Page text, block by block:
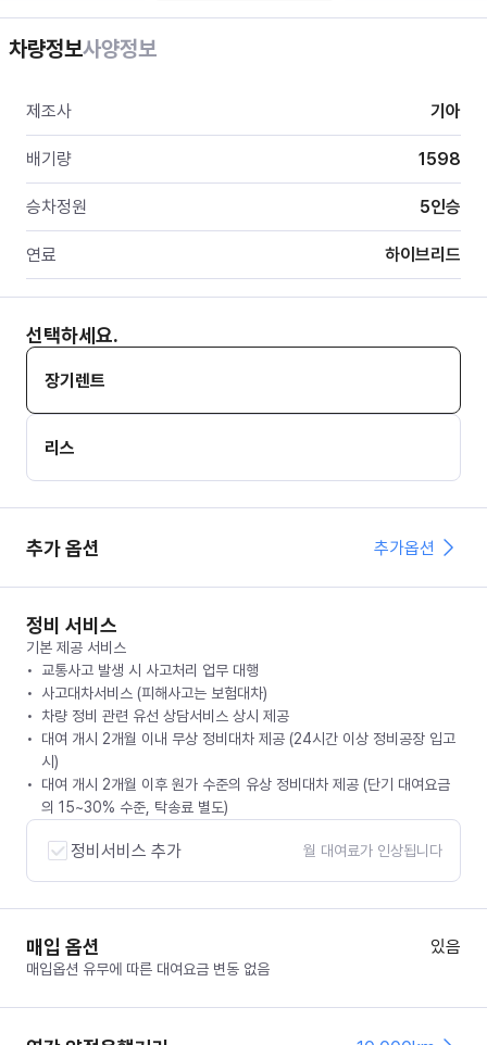
차량정보사양정보
제조사 기아
배기량 1598
승차정원 5인승
연료 하이브리드
선택하세요.
장기렌트
리스
추가 옵션 추가옵션
정비 서비스
기본 제공 서비스
교통사고 발생 시 사고처리 업무 대행
사고대차서비스 (피해사고는 보험대차)
차량 정비 관련 유선 상담서비스 상시 제공
대여 개시 2개월 이내 무상 정비대차 제공 (24시간 이상 정비공장 입고
시)
대여 개시 2개월 이후 원가 수준의 유상 정비대차 제공 (단기 대여요금
의 15~30% 수준, 탁송료 별도)
정비서비스 추가 월 대여료가 인상됩니다
매입 옵션 있음
매입옵션 유무에 따른 대여요금 변동 없음